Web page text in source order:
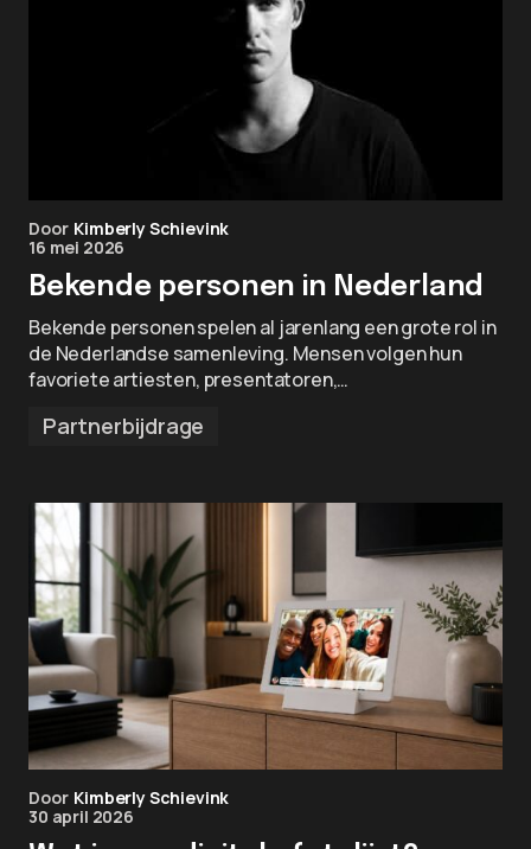
Door Kimberly Schievink
16 mei 2026
Bekende personen in Nederland
Bekende personen spelen al jarenlang een grote rol in
de Nederlandse samenleving. Mensen volgen hun
favoriete artiesten, presentatoren,…
Partnerbijdrage
Door Kimberly Schievink
30 april 2026